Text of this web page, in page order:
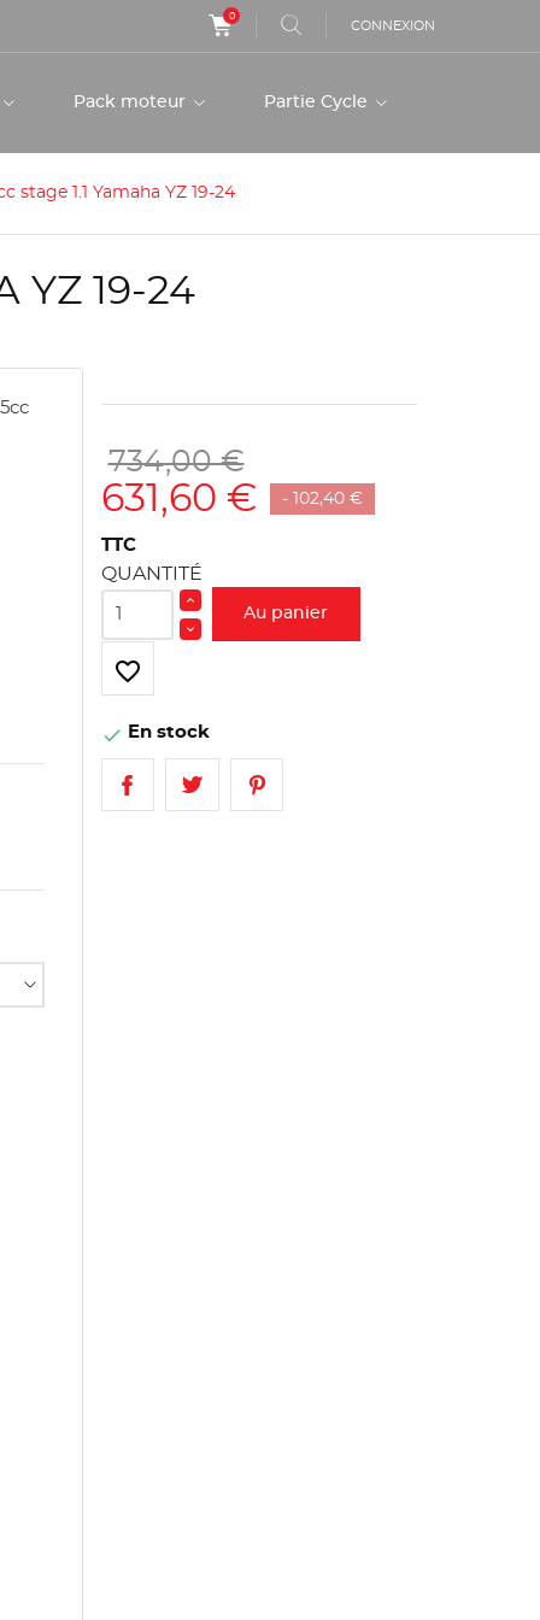
0
CONNEXION
Pack moteur Partie Cycle
stage 1.1 Yamaha YZ 19-24
YZ 19-24
734,00 €
631,60 € - 102,40 €
TTC
QUANTITÉ
Au panier
favorite_border
 En stock